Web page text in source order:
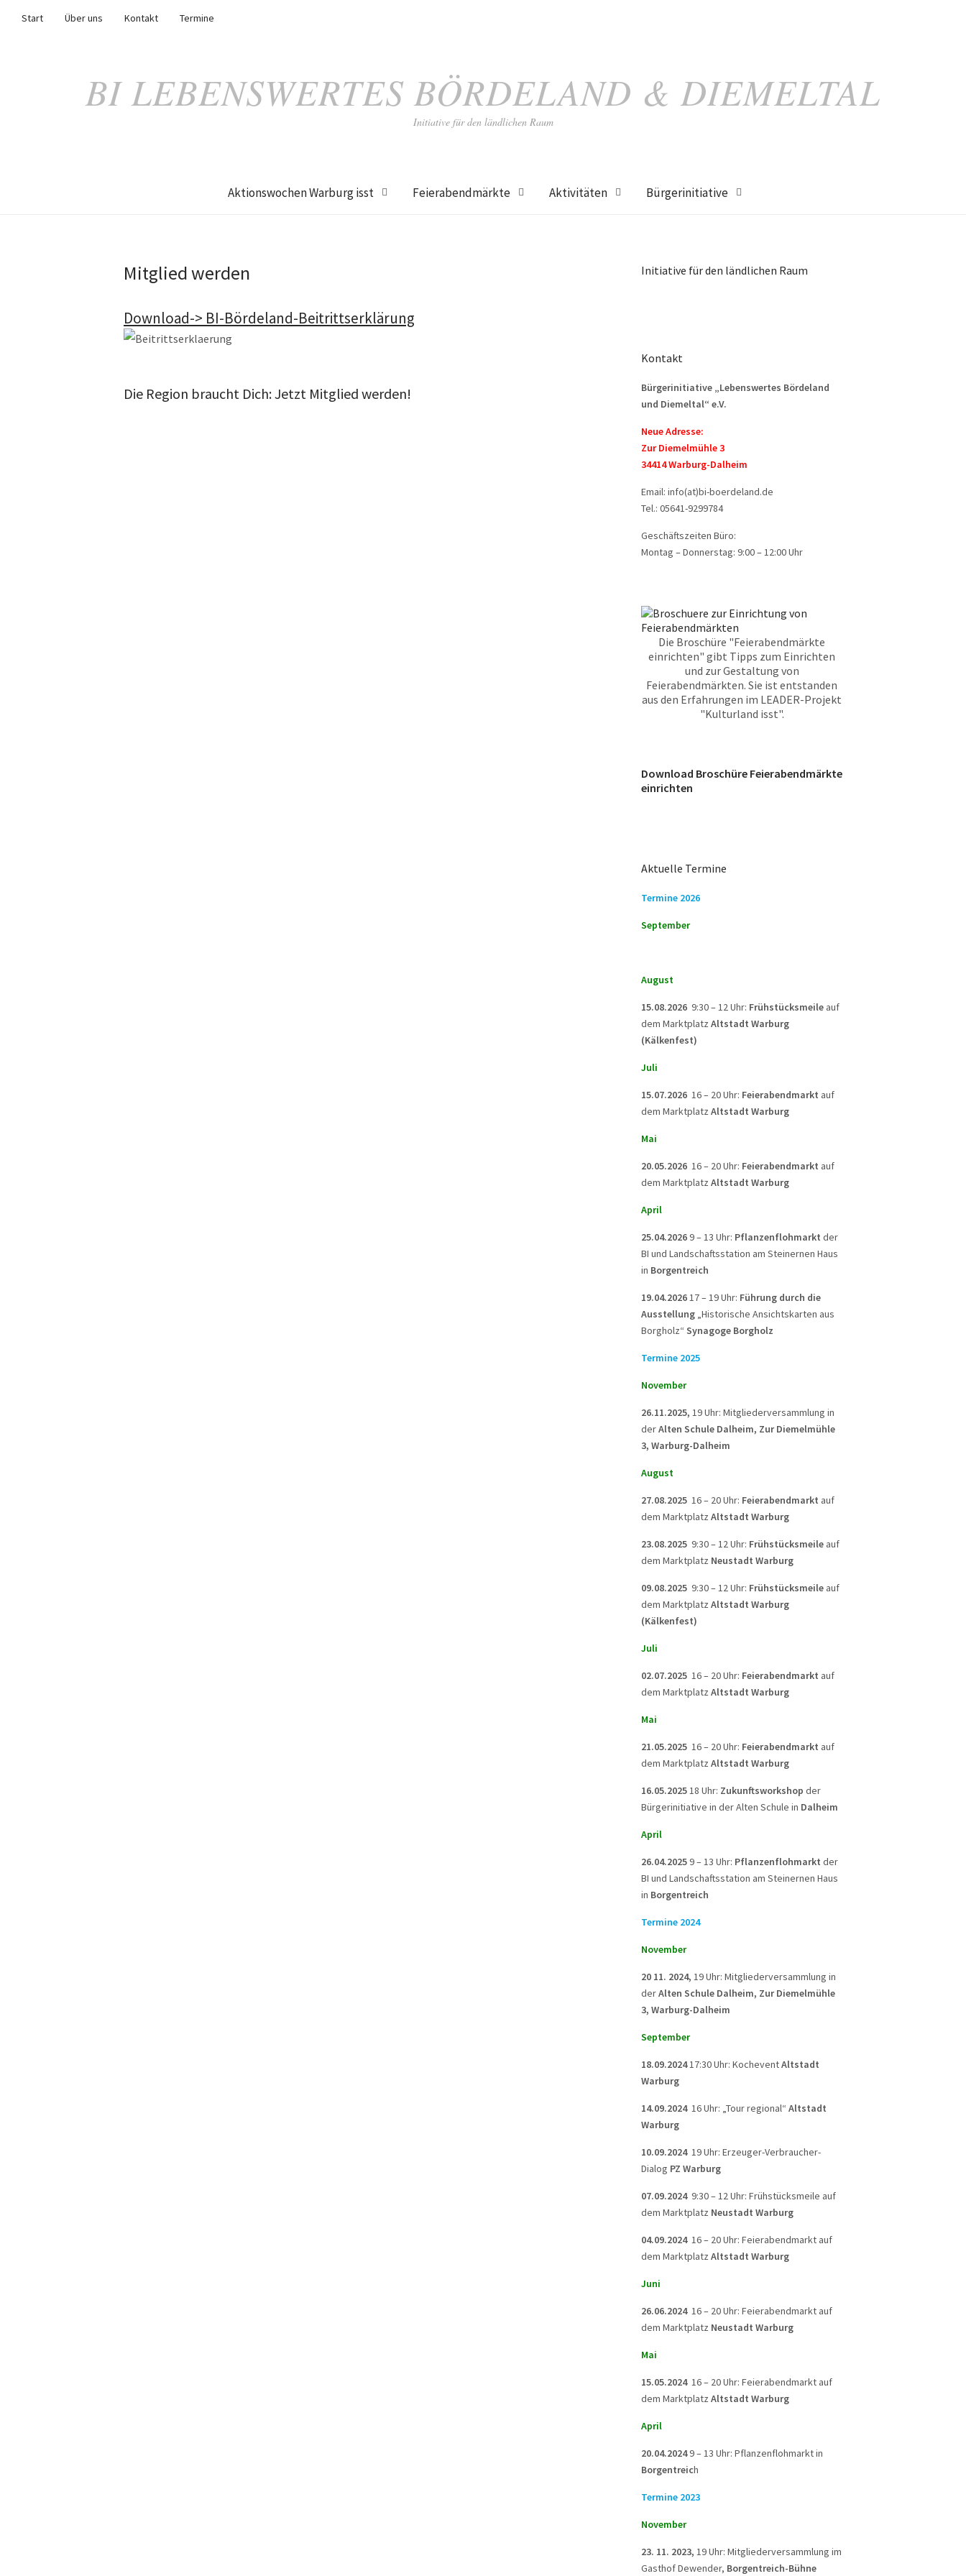
Start Über uns Kontakt Termine
BI LEBENSWERTES BÖRDELAND & DIEMELTAL
Initiative für den ländlichen Raum
Aktionswochen Warburg isst Feierabendmärkte Aktivitäten Bürgerinitiative
Mitglied werden
Download-> BI-Bördeland-Beitrittserklärung
Die Region braucht Dich: Jetzt Mitglied werden!
Initiative für den ländlichen Raum
Kontakt
Bürgerinitiative „Lebenswertes Bördeland
und Diemeltal“ e.V.
Neue Adresse:
Zur Diemelmühle 3
34414 Warburg-Dalheim
Email: info(at)bi-boerdeland.de
Tel.: 05641-9299784
Geschäftszeiten Büro:
Montag – Donnerstag: 9:00 – 12:00 Uhr
Die Broschüre "Feierabendmärkte
einrichten" gibt Tipps zum Einrichten
und zur Gestaltung von
Feierabendmärkten. Sie ist entstanden
aus den Erfahrungen im LEADER-Projekt
"Kulturland isst".
Download Broschüre Feierabendmärkte
einrichten
Aktuelle Termine
Termine 2026
September
August
15.08.2026 9:30 – 12 Uhr: Frühstücksmeile auf
dem Marktplatz Altstadt Warburg
(Kälkenfest)
Juli
15.07.2026 16 – 20 Uhr: Feierabendmarkt auf
dem Marktplatz Altstadt Warburg
Mai
20.05.2026 16 – 20 Uhr: Feierabendmarkt auf
dem Marktplatz Altstadt Warburg
April
25.04.20269 – 13 Uhr: Pflanzenflohmarkt der
BI und Landschaftsstation am Steinernen Haus
in Borgentreich
19.04.202617 – 19 Uhr: Führung durch die
Ausstellung „Historische Ansichtskarten aus
Borgholz“ Synagoge Borgholz
Termine 2025
November
26.11.2025, 19 Uhr: Mitgliederversammlung in
derAlten Schule Dalheim, Zur Diemelmühle
3, Warburg-Dalheim
August
27.08.2025 16 – 20 Uhr: Feierabendmarkt auf
dem Marktplatz Altstadt Warburg
23.08.2025 9:30 – 12 Uhr: Frühstücksmeile auf
dem Marktplatz Neustadt Warburg
09.08.2025 9:30 – 12 Uhr: Frühstücksmeile auf
dem Marktplatz Altstadt Warburg
(Kälkenfest)
Juli
02.07.2025 16 – 20 Uhr: Feierabendmarkt auf
dem Marktplatz Altstadt Warburg
Mai
21.05.2025 16 – 20 Uhr: Feierabendmarkt auf
dem Marktplatz Altstadt Warburg
16.05.202518 Uhr: Zukunftsworkshop der
Bürgerinitiative in der Alten Schule in Dalheim
April
26.04.20259 – 13 Uhr: Pflanzenflohmarkt der
BI und Landschaftsstation am Steinernen Haus
in Borgentreich
Termine 2024
November
20 11. 2024, 19 Uhr: Mitgliederversammlung in
derAlten Schule Dalheim, Zur Diemelmühle
3, Warburg-Dalheim
September
18.09.202417:30 Uhr: KocheventAltstadt
Warburg
14.09.2024 16 Uhr: „Tour regional“ Altstadt
Warburg
10.09.2024 19 Uhr: Erzeuger-Verbraucher-
Dialog PZ Warburg
07.09.2024 9:30 – 12 Uhr: Frühstücksmeile auf
dem Marktplatz Neustadt Warburg
04.09.2024 16 – 20 Uhr: Feierabendmarkt auf
dem Marktplatz Altstadt Warburg
Juni
26.06.2024 16 – 20 Uhr: Feierabendmarkt auf
dem Marktplatz Neustadt Warburg
Mai
15.05.2024 16 – 20 Uhr: Feierabendmarkt auf
dem Marktplatz Altstadt Warburg
April
20.04.20249 – 13 Uhr: Pflanzenflohmarkt in
Borgentreich
Termine 2023
November
23. 11. 2023, 19 Uhr: Mitgliederversammlung im
Gasthof Dewender, Borgentreich-Bühne